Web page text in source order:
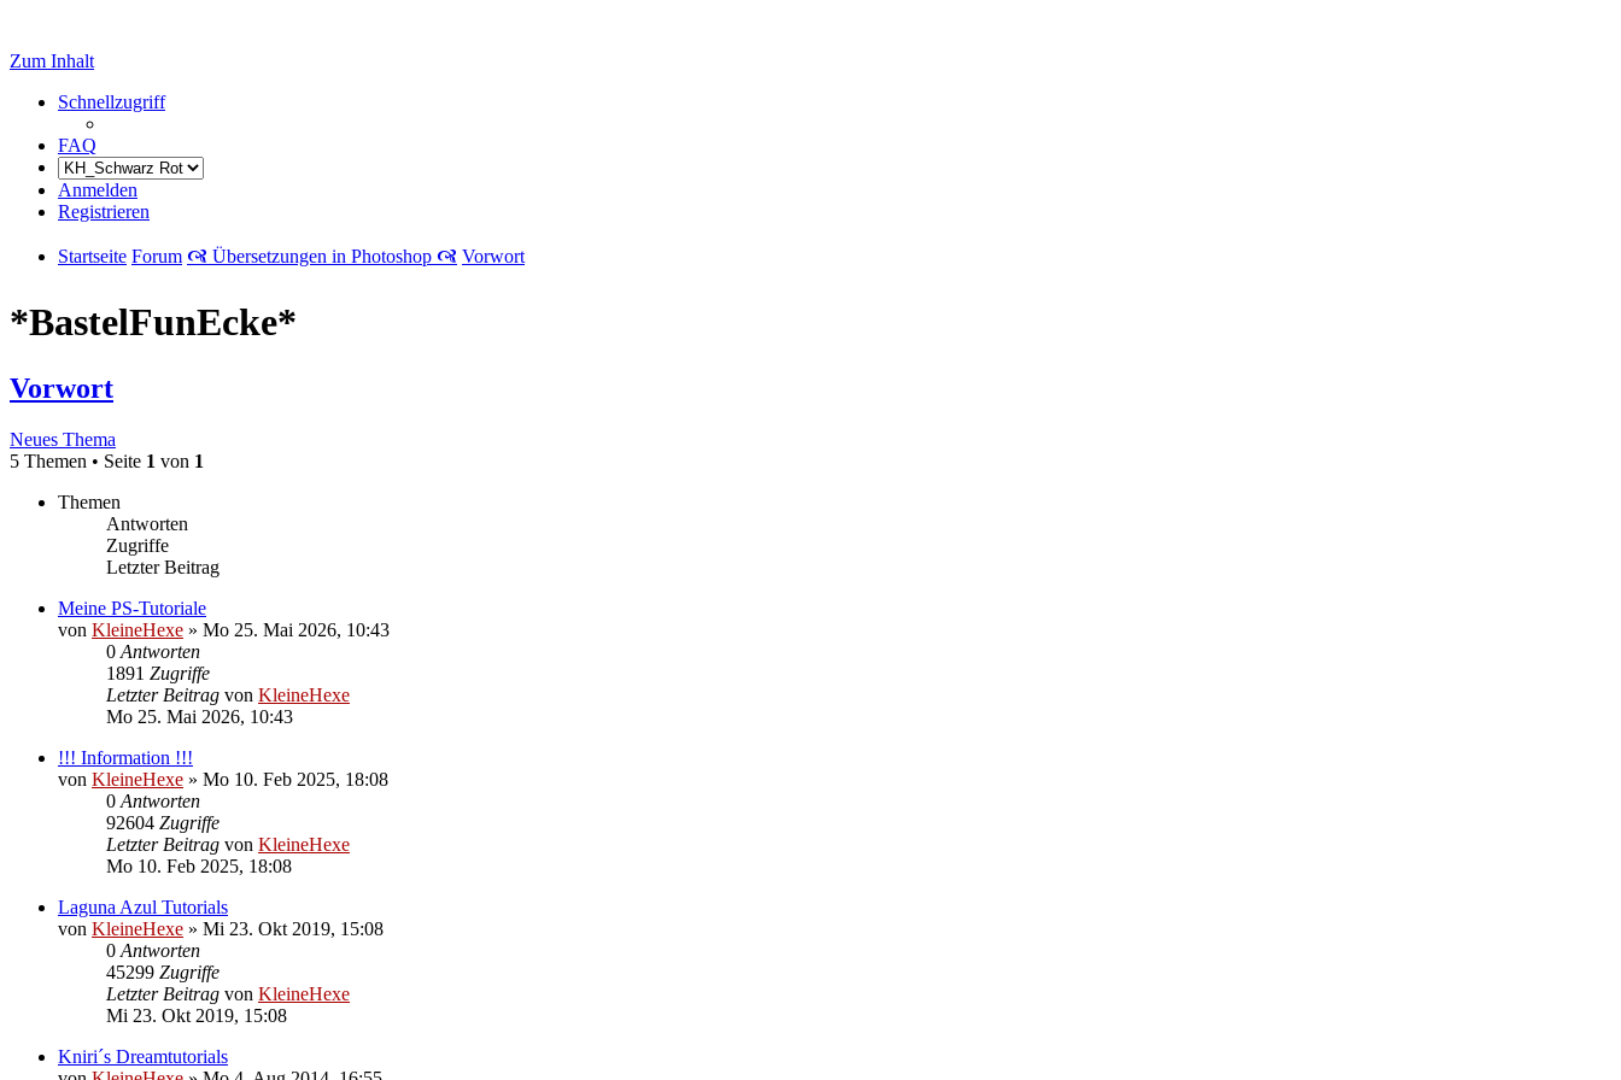
Zum Inhalt
Schnellzugriff
FAQ
Anmelden
Registrieren
Startseite Forum 🙧 Übersetzungen in Photoshop 🙧 Vorwort
*BastelFunEcke*
Vorwort
Neues Thema
5 Themen • Seite 1 von 1
Themen
Antworten
Zugriffe
Letzter Beitrag
Meine PS-Tutoriale
von KleineHexe » Mo 25. Mai 2026, 10:43
0 Antworten
1891 Zugriffe
Letzter Beitrag von KleineHexe
Mo 25. Mai 2026, 10:43
!!! Information !!!
von KleineHexe » Mo 10. Feb 2025, 18:08
0 Antworten
92604 Zugriffe
Letzter Beitrag von KleineHexe
Mo 10. Feb 2025, 18:08
Laguna Azul Tutorials
von KleineHexe » Mi 23. Okt 2019, 15:08
0 Antworten
45299 Zugriffe
Letzter Beitrag von KleineHexe
Mi 23. Okt 2019, 15:08
Kniri´s Dreamtutorials